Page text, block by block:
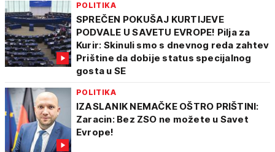
POLITIKA
SPREČEN POKUŠAJ KURTIJEVE
PODVALE U SAVETU EVROPE! Pilja za
Kurir: Skinuli smo s dnevnog reda zahtev
Prištine da dobije status specijalnog
gosta u SE
POLITIKA
IZASLANIK NEMAČKE OŠTRO PRIŠTINI:
Zaracin: Bez ZSO ne možete u Savet
Evrope!